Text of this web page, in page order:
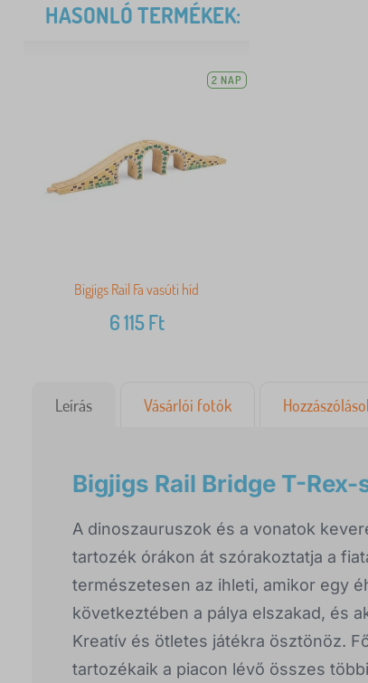
HASONLÓ TERMÉKEK:
2 NAP
Bigjigs Rail Fa vasúti híd
6 115Ft
Leírás Vásárlói fotók
Bigjigs Rail Bridge T-Rex-
A dinoszauruszok és a vonatok
tartozék órákon át szórakoztatja a
természetesen az ihleti, amikor egy
következtében a pálya elszakad, és
Kreatív és ötletes játékra ösztönöz.
tartozékaik a piacon lévő összes